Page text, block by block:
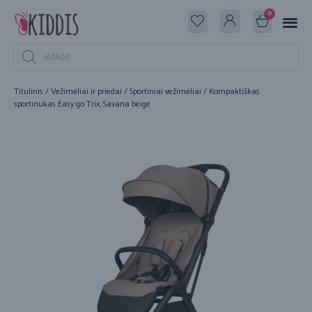
0
Titulinis /Vežimėliai ir priedai /Sportiniai vežimėliai / Kompaktiškas
sportinukas Easy go Trix, Savana beige